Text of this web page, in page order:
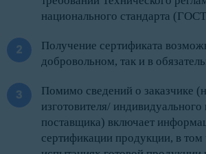
национального стандарта
Получение сертификата
добровольном, так и в
Помимо сведений о заказчике
изготовителя/
поставщика) включает
сертификации продукции, в том